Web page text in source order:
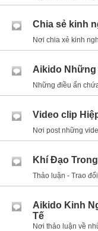
Chia sẻ kinh
Nơi chia xẻ kinh
Aikido
Những điều ẩn
Video clip
Nơi post những
Khí Đạo
Thảo luận - Trao
Aikido Kinh
Tế
Nơi thảo luận về